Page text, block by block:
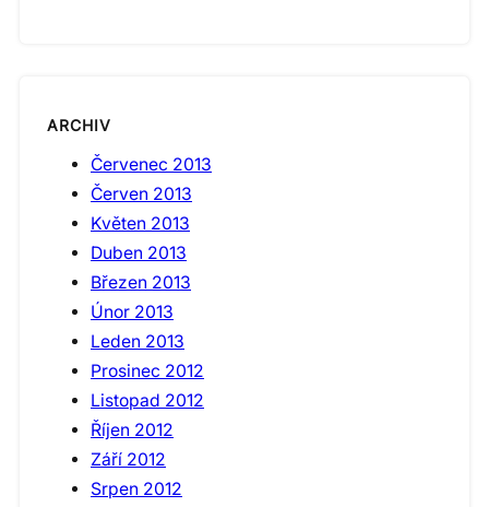
ARCHIV
Červenec 2013
Červen 2013
Květen 2013
Duben 2013
Březen 2013
Únor 2013
Leden 2013
Prosinec 2012
Listopad 2012
Říjen 2012
Září 2012
Srpen 2012